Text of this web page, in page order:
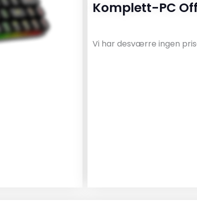
Komplett-PC
Vi har desværre ingen